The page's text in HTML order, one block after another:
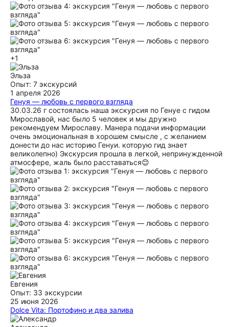
+1
Эльза
Опыт: 7 экскурсий
1 апреля 2026
Генуя — любовь с первого взгляда
30.03.26 г состоялась наша экскурсия по Генуе с гидом
Мирославой, нас было 5 человек и мы дружно
рекомендуем Мирославу. Манера подачи информации
очень эмоциональная в хорошем смысле , с желанием
донести до нас историю Генуи. которую гид знает
великолепно) Экскурсия прошла в легкой, непринужденной
атмосфере, жаль было расставаться😊
Евгения
Опыт: 33 экскурсии
25 июня 2026
Dolce Vita: Портофино и два залива
Несмотря на серьезную жару Мирославе удалось показать